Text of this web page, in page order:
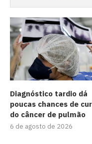
Diagnóstico tardio dá
poucas chances de
do câncer de pulmão
6 de agosto de 2026